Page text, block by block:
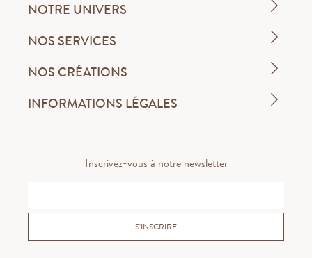
NOTRE UNIVERS
NOS SERVICES
NOS CRÉATIONS
INFORMATIONS LÉGALES
Inscrivez-vous à notre newsletter
S'INSCRIRE